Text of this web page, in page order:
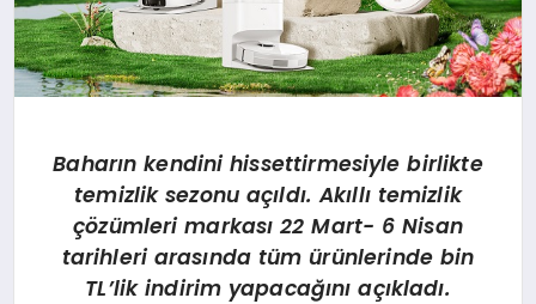
Baharın kendini hissettirmesiyle birlikte
temizlik sezonu açıldı. Akıllı temizlik
çözümleri markası 22 Mart- 6 Nisan
tarihleri arasında tüm ürünlerinde bin
TL’lik indirim yapacağını açıkladı.